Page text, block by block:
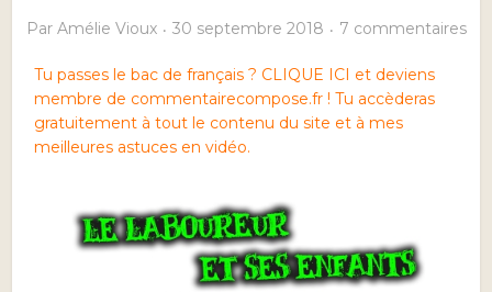
Par Amélie Vioux 30 septembre 2018 7 commentaires
Tu passes le bac de français ? CLIQUE ICI et deviens
membre de commentairecompose.fr ! Tu accèderas
gratuitement à tout le contenu du site et à mes
meilleures astuces en vidéo.